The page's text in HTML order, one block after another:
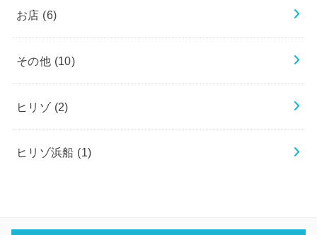
お店 (6)
その他 (10)
ヒリゾ (2)
ヒリゾ浜船 (1)